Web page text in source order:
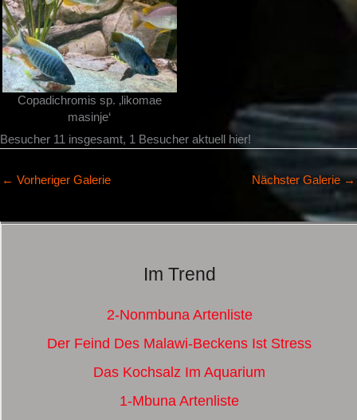
Copadichromis sp. ‚likomae
masinje‘
Besucher 11 insgesamt, 1 Besucher aktuell hier!
← Vorheriger Galerie Nächster Galerie →
Im Trend
2-Nonmbuna Artenliste
Der Feind Des Malawi-Beckens Ist Stress
Das Kochsalz Im Aquarium
1-Mbuna Artenliste